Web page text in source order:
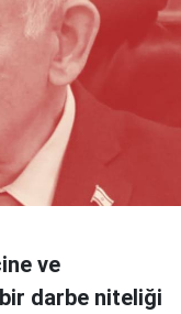
ve
darbe niteliği